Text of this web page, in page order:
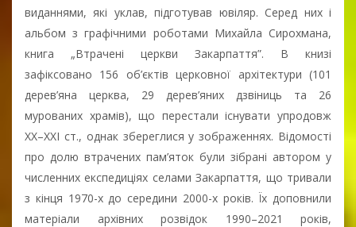
виданнями, які уклав, підготував ювіляр. Серед них і
альбом з графічними роботами Михайла Сирохмана,
книга „Втрачені церкви Закарпаття”. В книзі
зафіксовано 156 об’єктів церковної архітектури (101
дерев’яна церква, 29 дерев’яних дзвіниць та 26
мурованих храмів), що перестали існувати упродовж
XX–XXI ст., однак збереглися у зображеннях. Відомості
про долю втрачених пам’яток були зібрані автором у
численних експедиціях селами Закарпаття, що тривали
з кінця 1970-х до середини 2000-х років. Їх доповнили
матеріали архівних розвідок 1990–2021 років,